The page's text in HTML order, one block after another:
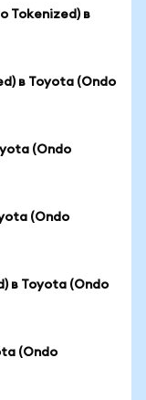
Tokenized) в
в Toyota (Ondo
(Ondo
(Ondo
в Toyota (Ondo
(Ondo